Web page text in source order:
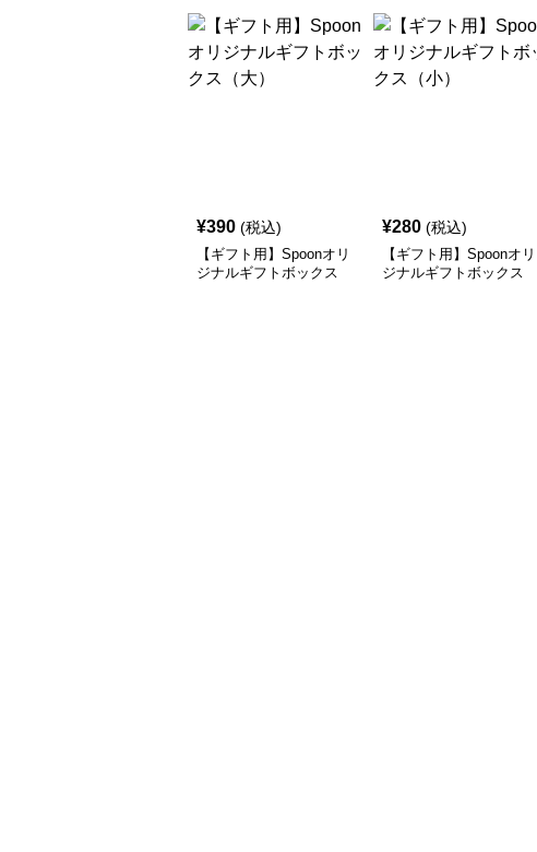
¥390 (税込)
【ギフト用】Spoonオリ
ジナルギフトボックス
¥280 (税込)
【ギフト用】Spoonオリ
ジナルギフトボックス